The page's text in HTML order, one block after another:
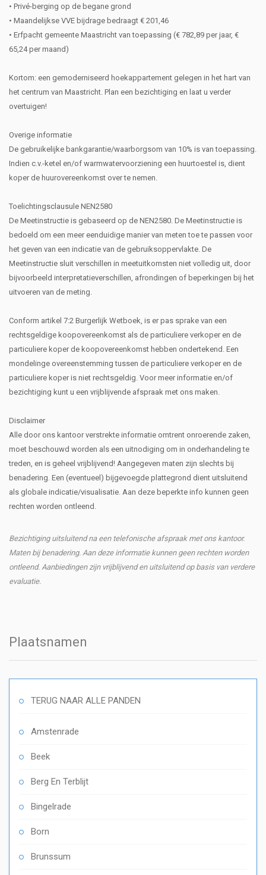
• Privé-berging op de begane grond
• Maandelijkse VVE bijdrage bedraagt € 201,46
• Erfpacht gemeente Maastricht van toepassing (€ 782,89 per jaar, €
65,24 per maand)
Kortom: een gemoderniseerd hoekappartement gelegen in het hart van
het centrum van Maastricht. Plan een bezichtiging en laat u verder
overtuigen!
Overige informatie
De gebruikelijke bankgarantie/waarborgsom van 10% is van toepassing.
Indien c.v.-ketel en/of warmwatervoorziening een huurtoestel is, dient
koper de huurovereenkomst over te nemen.
Toelichtingsclausule NEN2580
De Meetinstructie is gebaseerd op de NEN2580. De Meetinstructie is
bedoeld om een meer eenduidige manier van meten toe te passen voor
het geven van een indicatie van de gebruiksoppervlakte. De
Meetinstructie sluit verschillen in meetuitkomsten niet volledig uit, door
bijvoorbeeld interpretatieverschillen, afrondingen of beperkingen bij het
uitvoeren van de meting.
Conform artikel 7:2 Burgerlijk Wetboek, is er pas sprake van een
rechtsgeldige koopovereenkomst als de particuliere verkoper en de
particuliere koper de koopovereenkomst hebben ondertekend. Een
mondelinge overeenstemming tussen de particuliere verkoper en de
particuliere koper is niet rechtsgeldig. Voor meer informatie en/of
bezichtiging kunt u een vrijblijvende afspraak met ons maken.
Disclaimer
Alle door ons kantoor verstrekte informatie omtrent onroerende zaken,
moet beschouwd worden als een uitnodiging om in onderhandeling te
treden, en is geheel vrijblijvend! Aangegeven maten zijn slechts bij
benadering. Een (eventueel) bijgevoegde plattegrond dient uitsluitend
als globale indicatie/visualisatie. Aan deze beperkte info kunnen geen
rechten worden ontleend.
Bezichtiging uitsluitend na een telefonische afspraak met ons kantoor.
Maten bij benadering. Aan deze informatie kunnen geen rechten worden
ontleend. Aanbiedingen zijn vrijblijvend en uitsluitend op basis van verdere
evaluatie.
Plaatsnamen
TERUG NAAR ALLE PANDEN
Amstenrade
Beek
Berg En Terblijt
Bingelrade
Born
Brunssum